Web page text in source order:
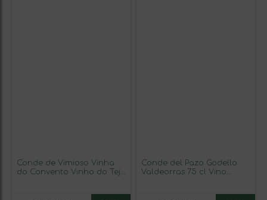
Conde de Vimioso Vinha
do Convento Vinho do Tejo
Conde del Pazo Godello
Valdeorras 75 cl Vino